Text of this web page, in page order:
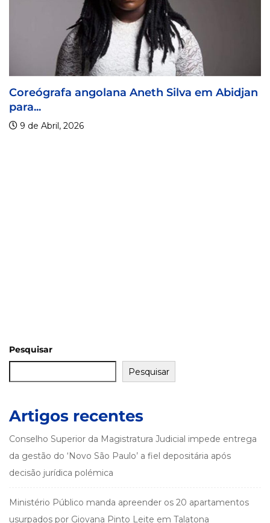
angolana Aneth Silva em Abidjan
9 de Abril, 2026
Pesquisar
Pesquisar
Artigos recentes
Conselho Superior da Magistratura Judicial impede entrega
da gestão do ‘Novo São Paulo’ a fiel depositária após
decisão jurídica polémica
Ministério Público manda apreender os 20 apartamentos
usurpados por Giovana Pinto Leite em Talatona